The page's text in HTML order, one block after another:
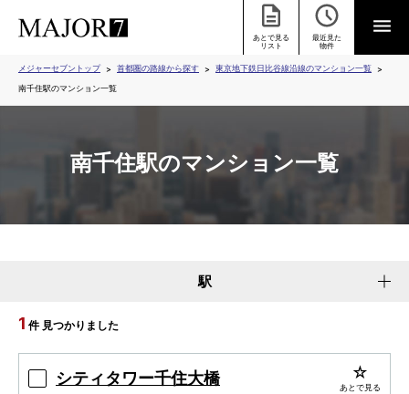
あとで見る
リスト
最近見た
物件
メジャーセブントップ 首都圏の路線から探す
東京地下鉄日比谷線沿線のマンション一覧
南千住駅のマンション一覧
南千住駅のマンション一覧
駅
1 件 見つかりました
シティタワー千住大橋 あとで見る